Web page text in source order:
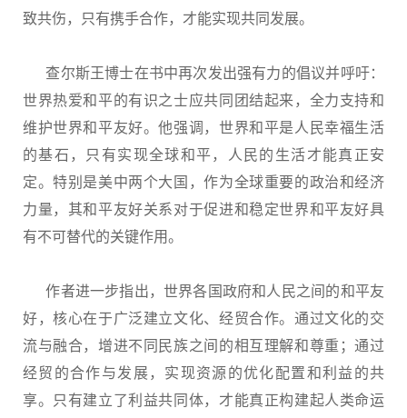
致共伤，只有携手合作，才能实现共同发展。
查尔斯王博士在书中再次发出强有力的倡议并呼吁：
世界热爱和平的有识之士应共同团结起来，全力支持和
维护世界和平友好。他强调，世界和平是人民幸福生活
的基石，只有实现全球和平，人民的生活才能真正安
定。特别是美中两个大国，作为全球重要的政治和经济
力量，其和平友好关系对于促进和稳定世界和平友好具
有不可替代的关键作用。
作者进一步指出，世界各国政府和人民之间的和平友
好，核心在于广泛建立文化、经贸合作。通过文化的交
流与融合，增进不同民族之间的相互理解和尊重；通过
经贸的合作与发展，实现资源的优化配置和利益的共
享。只有建立了利益共同体，才能真正构建起人类命运